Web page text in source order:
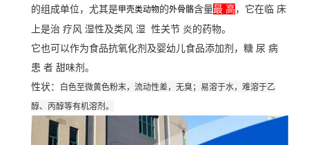
的组成单位，尤其是甲壳类动物的外骨骼含量最 高，它在临 床
上是治 疗风 湿性及类风 湿 性关节 炎的药物。
它也可以作为食品抗氧化剂及婴幼儿食品添加剂，糖 尿 病
患 者 甜味剂。
性状： 白色至微黄色粉末，流动性差，无臭；易溶于水，难溶于乙
醇、丙醇等有机溶剂。